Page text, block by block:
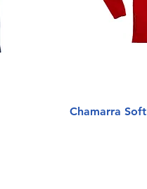
Chamarra Soft